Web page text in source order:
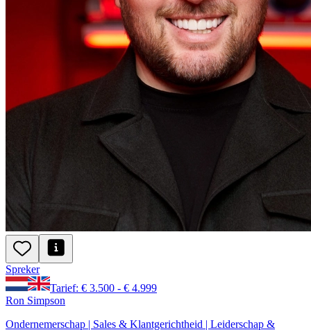
Spreker
Tarief: € 3.500 - € 4.999
Ron Simpson
Ondernemerschap | Sales & Klantgerichtheid | Leiderschap &